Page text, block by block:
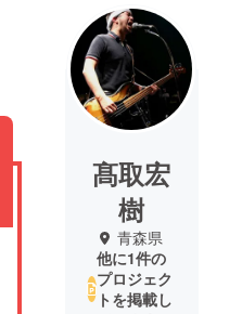
髙取宏
樹
青森県
他に1件の
プロジェク
トを掲載し